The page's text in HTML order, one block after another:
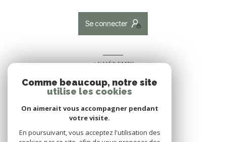
Se connecter
ADHÉRENTS
Nous adhérons
Comme beaucoup, notre site
utilise les cookies
On aimerait vous accompagner pendant
votre visite.
En poursuivant, vous acceptez l'utilisation des